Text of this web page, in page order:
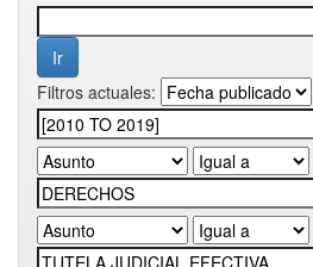
Filtros actuales: